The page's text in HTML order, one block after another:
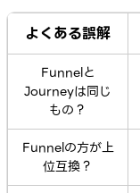
よくある誤解
Funnelと
Journeyは同じ
もの？
Funnelの方が上
位互換？